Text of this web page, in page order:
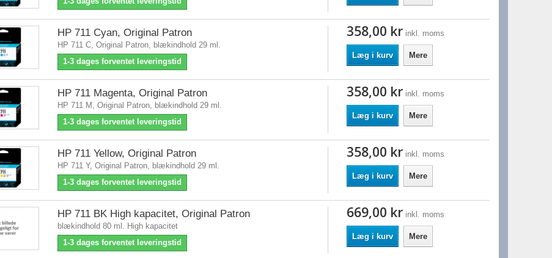
HP 711 Cyan, Original Patron
HP 711 C, Original Patron, blækindhold 29 ml.
1-3 dages forventet leveringstid
358,00 kr inkl. moms
Læg i kurv Mere
HP 711 Magenta, Original Patron
HP 711 M, Original Patron, blækindhold 29 ml.
1-3 dages forventet leveringstid
358,00 kr inkl. moms
Læg i kurv Mere
HP 711 Yellow, Original Patron
HP 711 Y, Original Patron, blækindhold 29 ml.
1-3 dages forventet leveringstid
358,00 kr inkl. moms
Læg i kurv Mere
HP 711 BK High kapacitet, Original Patron
blækindhold 80 ml. High kapacitet
1-3 dages forventet leveringstid
669,00 kr inkl. moms
Læg i kurv Mere